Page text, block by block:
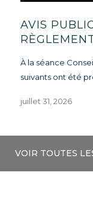
AVIS
À la séance
suivants ont été
juillet 31, 2026
VOIR TOUTES